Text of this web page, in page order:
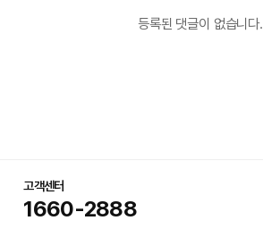
등록된 댓글이 없습니다.
고객센터
1660-2888